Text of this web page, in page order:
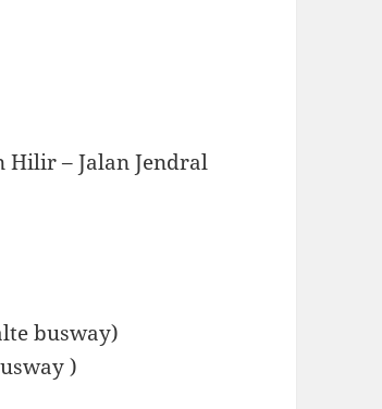
Hilir – Jalan Jendral
busway)
)